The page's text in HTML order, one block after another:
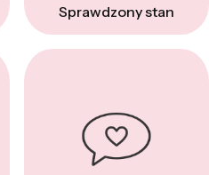
Sprawdzony stan